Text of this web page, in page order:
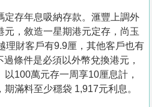
定存年息吸納存款。滙豐上調外
，敘造一星期港元定存，尚玉
理財客戶有9.9厘，其他客戶也有
條件是必須以外幣兌換港元，
100萬元存一周享10厘息計，
滿料至少穩袋 1,917元利息。